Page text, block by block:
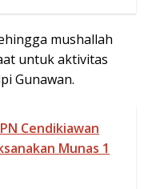
mushallah
untuk aktivitas
Gunawan.
Cendikiawan
Munas 1